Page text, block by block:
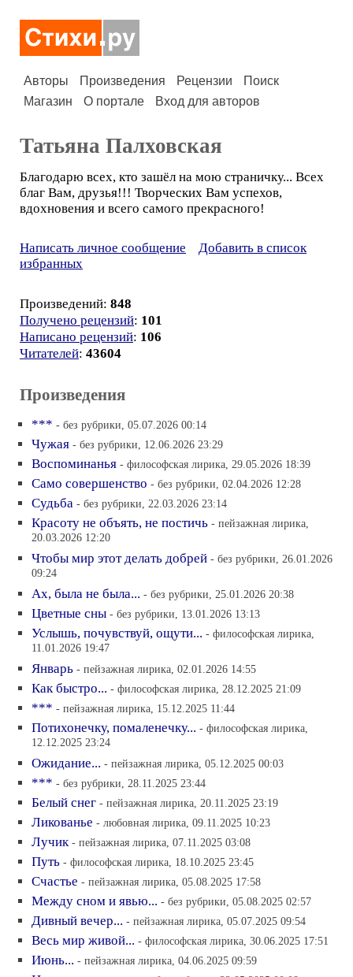
Авторы Произведения Рецензии
Поиск
Магазин
О портале Вход для авторов
Татьяна Палховская
Благодарю всех, кто зашёл на мою страничку... Всех
благ Вам, друзья!!! Творческих Вам успехов,
вдохновения и всего самого прекрасного!
Написать личное сообщение
Добавить в список
избранных
Произведений: 848
Получено рецензий: 101
Написано рецензий: 106
Читателей: 43604
Произведения
*** - без рубрики, 05.07.2026 00:14
Чужая - без рубрики, 12.06.2026 23:29
Воспоминанья - философская лирика, 29.05.2026 18:39
Само совершенство - без рубрики, 02.04.2026 12:28
Судьба - без рубрики, 22.03.2026 23:14
Красоту не объять, не постичь - пейзажная лирика,
20.03.2026 12:20
Чтобы мир этот делать добрей - без рубрики, 26.01.2026
09:24
Ах, была не была... - без рубрики, 25.01.2026 20:38
Цветные сны - без рубрики, 13.01.2026 13:13
Услышь, почувствуй, ощути... - философская лирика,
11.01.2026 19:47
Январь - пейзажная лирика, 02.01.2026 14:55
Как быстро... - философская лирика, 28.12.2025 21:09
*** - пейзажная лирика, 15.12.2025 11:44
Потихонечку, помаленечку... - философская лирика,
12.12.2025 23:24
Ожидание... - пейзажная лирика, 05.12.2025 00:03
*** - без рубрики, 28.11.2025 23:44
Белый снег - пейзажная лирика, 20.11.2025 23:19
Ликованье - любовная лирика, 09.11.2025 10:23
Лучик - пейзажная лирика, 07.11.2025 03:08
Путь - философская лирика, 18.10.2025 23:45
Счастье - пейзажная лирика, 05.08.2025 17:58
Между сном и явью... - без рубрики, 05.08.2025 02:57
Дивный вечер... - пейзажная лирика, 05.07.2025 09:54
Весь мир живой... - философская лирика, 30.06.2025 17:51
Июнь... - пейзажная лирика, 04.06.2025 09:59